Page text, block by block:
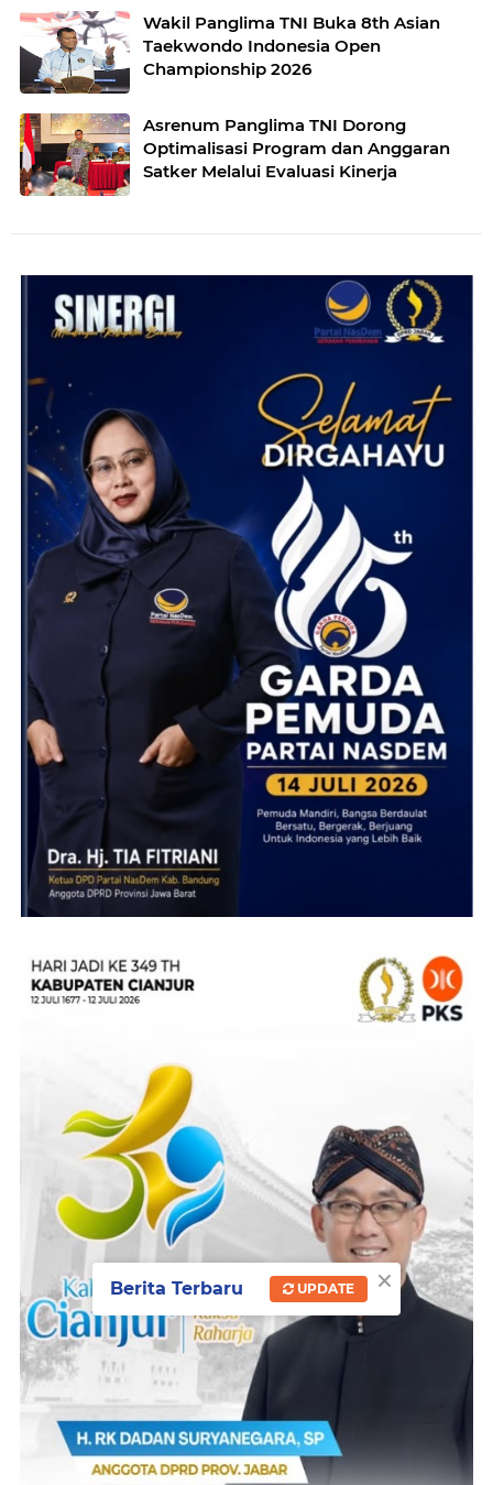
Wakil Panglima TNI Buka 8th Asian
Taekwondo Indonesia Open
Championship 2026
Asrenum Panglima TNI Dorong
Optimalisasi Program dan Anggaran
Satker Melalui Evaluasi Kinerja
×
Berita Terbaru UPDATE